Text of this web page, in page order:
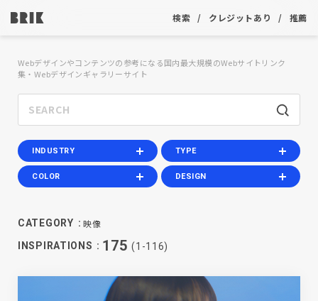
検索 クレジットあり 推薦
Webデザインやコンテンツの参考になる国内最大規模のWebサイトリンク
集・Webデザインギャラリーサイト
INDUSTRY TYPE
COLOR DESIGN
CATEGORY 映像
INSPIRATIONS 175 (1-116)